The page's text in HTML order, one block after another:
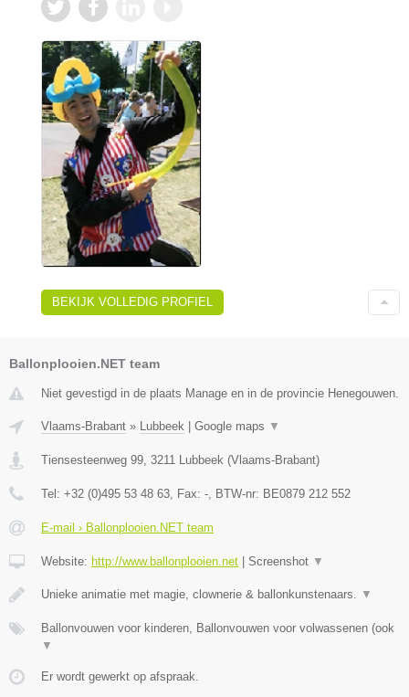
BEKIJK VOLLEDIG PROFIEL
Ballonplooien.NET team
Niet gevestigd in de plaats Manage en in de provincie Henegouwen.
Vlaams-Brabant » Lubbeek Google maps ▼
Tiensesteenweg 99, 3211 Lubbeek (Vlaams-Brabant)
Tel: +32 (0)495 53 48 63, Fax: -, BTW-nr: BE0879 212 552
E-mail › Ballonplooien.NET team
Website: http://www.ballonplooien.net Screenshot ▼
Unieke animatie met magie, clownerie & ballonkunstenaars. ▼
Ballonvouwen voor kinderen, Ballonvouwen voor volwassenen (ook
▼
Er wordt gewerkt op afspraak.